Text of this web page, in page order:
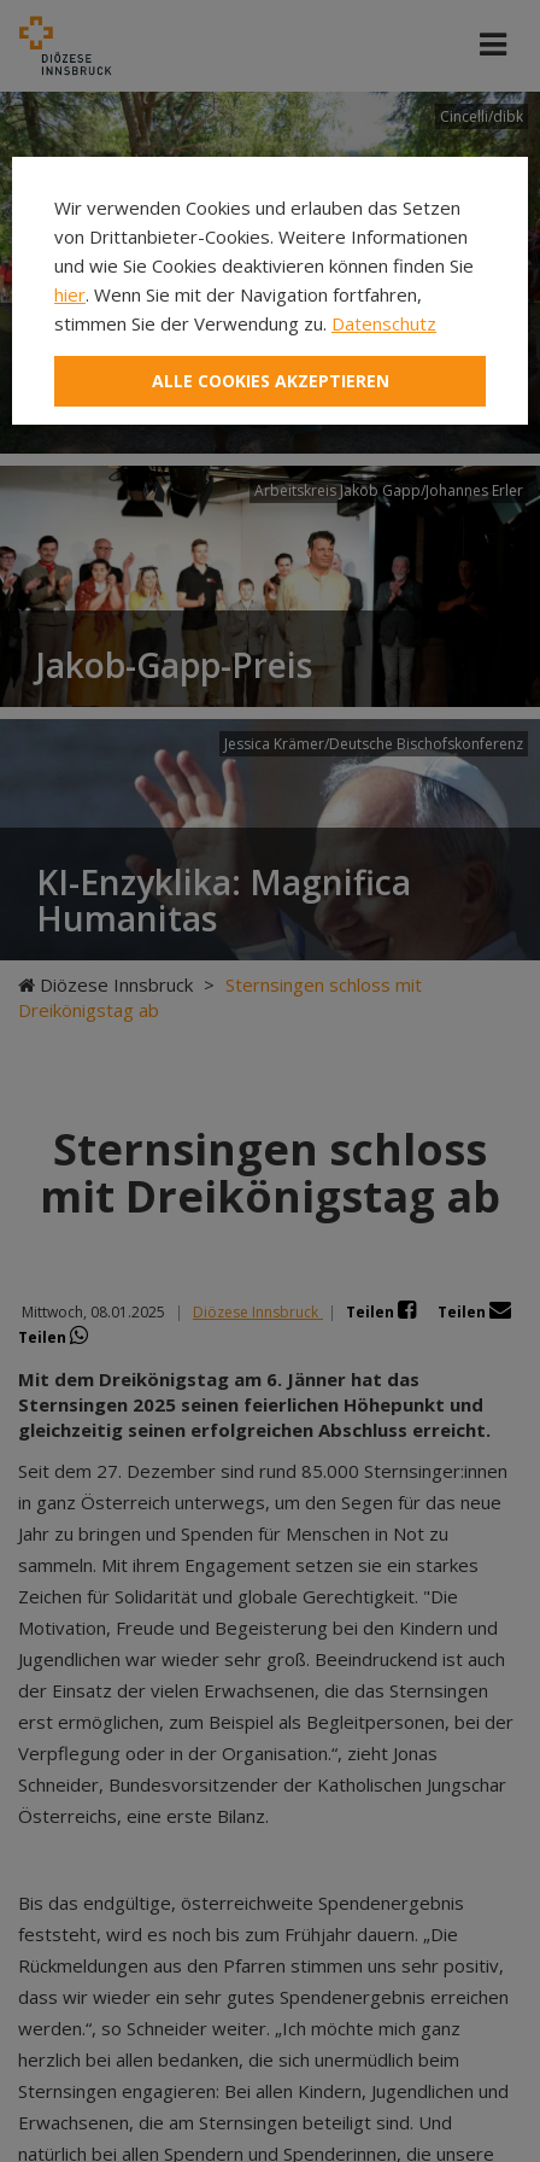
Cincelli/dibk
Neuer Pilgerweg Via
Laudato si’
Arbeitskreis Jakob Gapp/Johannes Erler
Jakob-Gapp-Preis
Jessica Krämer/Deutsche Bischofskonferenz
KI-Enzyklika: Magnifica
Humanitas
Diözese Innsbruck > Sternsingen schloss mit
Dreikönigstag ab
Sternsingen schloss
mit Dreikönigstag ab
Mittwoch, 08.01.2025 | Diözese Innsbruck | Teilen
Teilen
Teilen
Mit dem Dreikönigstag am 6. Jänner hat das
Sternsingen 2025 seinen feierlichen Höhepunkt und
gleichzeitig seinen erfolgreichen Abschluss erreicht.
Seit dem 27. Dezember sind rund 85.000 Sternsinger:innen
in ganz Österreich unterwegs, um den Segen für das neue
Jahr zu bringen und Spenden für Menschen in Not zu
sammeln. Mit ihrem Engagement setzen sie ein starkes
Zeichen für Solidarität und globale Gerechtigkeit. "Die
Motivation, Freude und Begeisterung bei den Kindern und
Jugendlichen war wieder sehr groß. Beeindruckend ist auch
der Einsatz der vielen Erwachsenen, die das Sternsingen
erst ermöglichen, zum Beispiel als Begleitpersonen, bei der
Verpflegung oder in der Organisation.“, zieht Jonas
Schneider, Bundesvorsitzender der Katholischen Jungschar
Österreichs, eine erste Bilanz.
Bis das endgültige, österreichweite Spendenergebnis
feststeht, wird es noch bis zum Frühjahr dauern. „Die
Rückmeldungen aus den Pfarren stimmen uns sehr positiv,
dass wir wieder ein sehr gutes Spendenergebnis erreichen
werden.“, so Schneider weiter. „Ich möchte mich ganz
herzlich bei allen bedanken, die sich unermüdlich beim
Sternsingen engagieren: Bei allen Kindern, Jugendlichen und
Erwachsenen, die am Sternsingen beteiligt sind. Und
natürlich bei allen Spendern und Spenderinnen, die unsere
Wir verwenden Cookies und erlauben das Setzen
von Drittanbieter-Cookies. Weitere Informationen
und wie Sie Cookies deaktivieren können finden Sie
hier. Wenn Sie mit der Navigation fortfahren,
stimmen Sie der Verwendung zu. Datenschutz
ALLE COOKIES AKZEPTIEREN